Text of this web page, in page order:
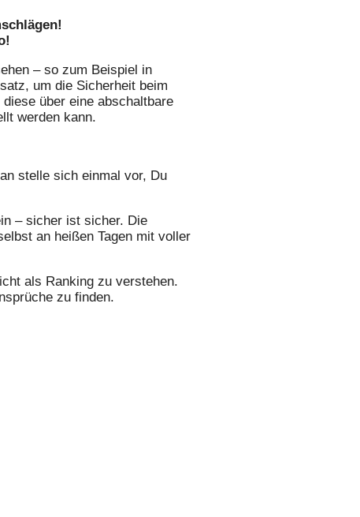
– so zum Beispiel in
um die Sicherheit beim
über eine abschaltbare
werden kann.
stelle sich einmal vor, Du
– sicher ist sicher. Die
an heißen Tagen mit voller
als Ranking zu verstehen.
zu finden.